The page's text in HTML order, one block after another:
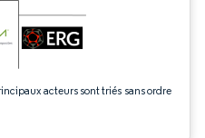
acteurs sont triés sans ordre